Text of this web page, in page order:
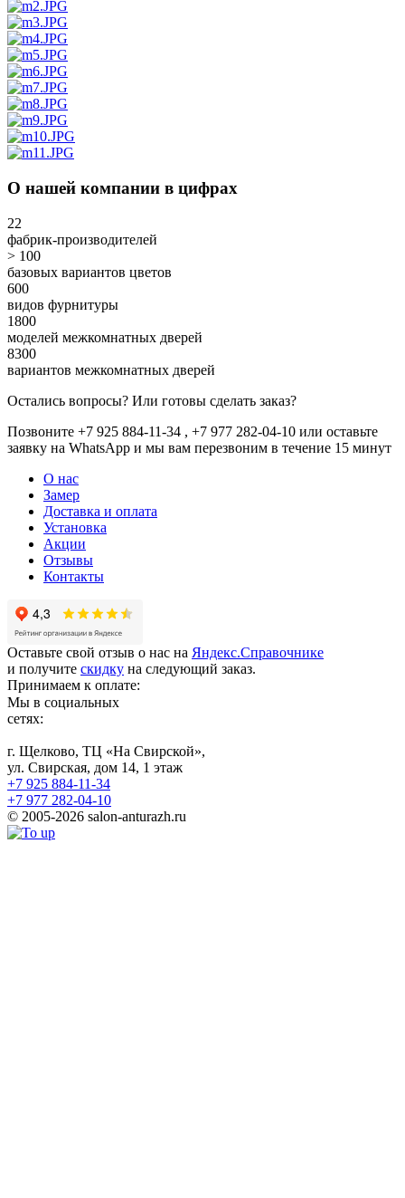
О нашей компании в цифрах
22
фабрик-производителей
> 100
базовых вариантов цветов
600
видов фурнитуры
1800
моделей межкомнатных дверей
8300
вариантов межкомнатных дверей
Остались вопросы? Или готовы сделать заказ?
Позвоните +7 925 884-11-34 , +7 977 282-04-10 или оставьте
заявку на WhatsApp и мы вам перезвоним в течение 15 минут
О нас
Замер
Доставка и оплата
Установка
Акции
Отзывы
Контакты
Оставьте свой отзыв о нас на Яндекс.Справочнике
и получите скидку на следующий заказ.
Принимаем к оплате:
Мы в социальных
сетях:
г. Щелково, ТЦ «На Свирской»,
ул. Свирская, дом 14, 1 этаж
+7 925 884-11-34
+7 977 282-04-10
© 2005-2026 salon-anturazh.ru